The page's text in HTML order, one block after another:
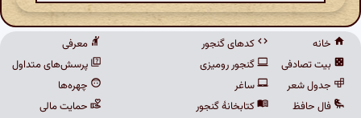
خانه
بیت تصادفی
جدول شعر
فال حافظ
کدهای گنجور
گنجور رومیزی
ساغر
کتابخانهٔ گنجور
معرفی
پرسش‌های متداول
چهره‌ها
حمایت مالی